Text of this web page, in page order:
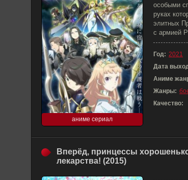
аниме сериал
особыми
руках
элитных
с армией
Год: 2021
Дата
Аниме
Жанры:
Качество:
Вперёд, принцессы
лекарства! (2015)